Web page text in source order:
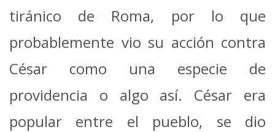
tiránico de Roma, por lo que
probablemente vio su acción contra
César como una especie de
providencia o algo así. César era
popular entre el pueblo, se dio